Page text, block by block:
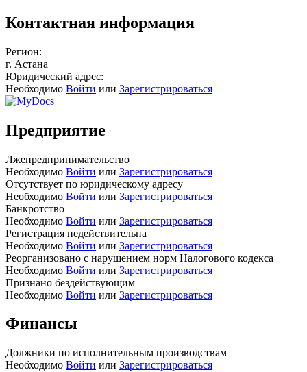
Контактная информация
Регион:
г. Астана
Юридический адрес:
Необходимо Войти или Зарегистрироваться
Предприятие
Лжепредпринимательство
Необходимо Войти или Зарегистрироваться
Отсутствует по юридическому адресу
Необходимо Войти или Зарегистрироваться
Банкротство
Необходимо Войти или Зарегистрироваться
Регистрация недействительна
Необходимо Войти или Зарегистрироваться
Реорганизовано с нарушением норм Налогового кодекса
Необходимо Войти или Зарегистрироваться
Признано бездействующим
Необходимо Войти или Зарегистрироваться
Финансы
Должники по исполнительным производствам
Необходимо Войти или Зарегистрироваться